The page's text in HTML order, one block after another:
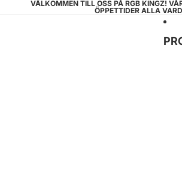
VÄLKOMMEN TILL OSS PÅ RGB KINGZ!
ÖPPETTIDER ALLA